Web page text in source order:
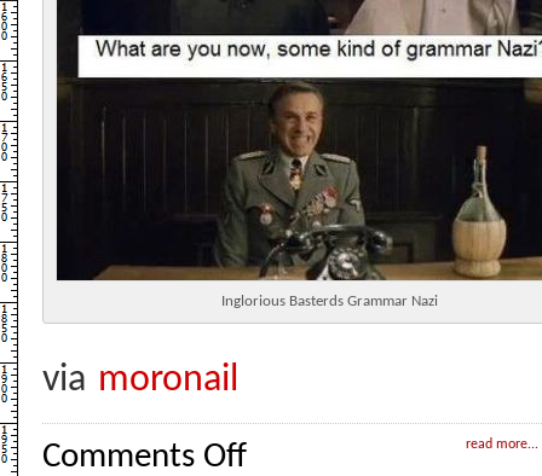
Inglorious Basterds Grammar Nazi
via moronail
read more...
Comments Offon